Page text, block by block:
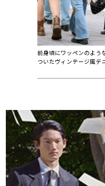
前身頃にワッペンのよう
ついたヴィンテージ風デ